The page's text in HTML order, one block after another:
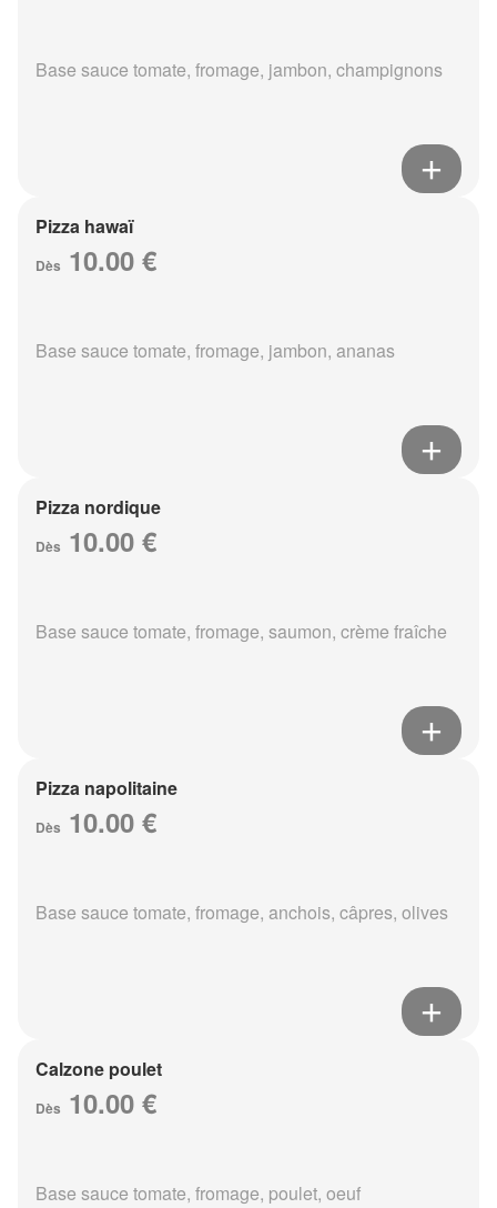
Base sauce tomate, fromage, jambon, champignons
Pizza hawaï
Dès 10.00 €
Base sauce tomate, fromage, jambon, ananas
Pizza nordique
Dès 10.00 €
Base sauce tomate, fromage, saumon, crème fraîche
Pizza napolitaine
Dès 10.00 €
Base sauce tomate, fromage, anchois, câpres, olives
Calzone poulet
Dès 10.00 €
Base sauce tomate, fromage, poulet, oeuf